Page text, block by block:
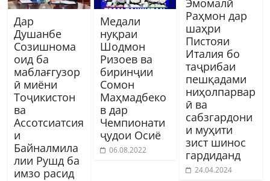
Дар
Душанбе
Созишнома
оид ба
маблағгузор
ӣ миёни
Тоҷикистон
ва
Ассотсиатсия
и
Байналмила
лии Рушд ба
имзо расид
Медали
нуқраи
Шодмон
Ризоев ва
биринҷии
Сомон
Маҳмадбеко
в дар
Чемпионати
ҷудои Осиё
06.08.2022
Раҳмон дар
шаҳри
Пистояи
Италия бо
таҷрибаи
пешқадами
ниҳолпарвар
ӣ ва
сабзгардони
и муҳити
зист шинос
гардиданд
24.04.2024